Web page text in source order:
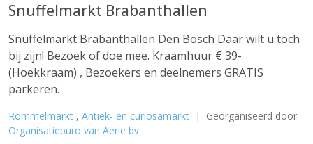
Snuffelmarkt Brabanthallen
Snuffelmarkt Brabanthallen Den Bosch Daar wilt u toch
bij zijn! Bezoek of doe mee. Kraamhuur € 39-
(Hoekkraam) , Bezoekers en deelnemers GRATIS
parkeren.
Rommelmarkt , Antiek- en curiosamarkt | Georganiseerd door:
Organisatieburo van Aerle bv